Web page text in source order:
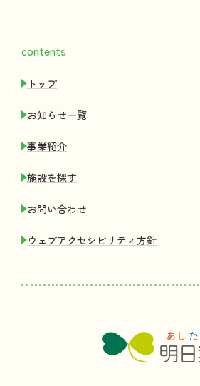
contents
トップ
お知 らせ一覧
事業紹介
施設を探す
お問い合わせ
ウェブアクセシビリティ 方針